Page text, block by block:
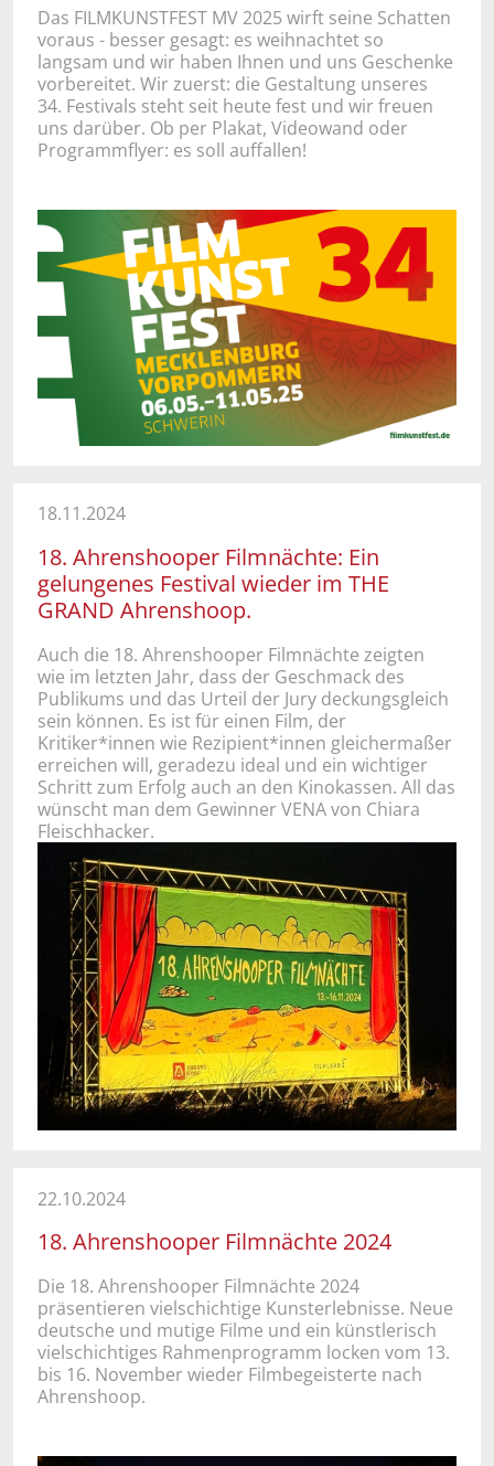
Das FILMKUNSTFEST MV 2025 wirft seine Schatten
voraus - besser gesagt: es weihnachtet so
langsam und wir haben Ihnen und uns Geschenke
vorbereitet. Wir zuerst: die Gestaltung unseres
34. Festivals steht seit heute fest und wir freuen
uns darüber. Ob per Plakat, Videowand oder
Programmflyer: es soll auffallen!
18.11.2024
18. Ahrenshooper Filmnächte: Ein
gelungenes Festival wieder im THE
GRAND Ahrenshoop.
Auch die 18. Ahrenshooper Filmnächte zeigten
wie im letzten Jahr, dass der Geschmack des
Publikums und das Urteil der Jury deckungsgleich
sein können. Es ist für einen Film, der
Kritiker*innen wie Rezipient*innen gleichermaßer
erreichen will, geradezu ideal und ein wichtiger
Schritt zum Erfolg auch an den Kinokassen. All das
wünscht man dem Gewinner VENA von Chiara
Fleischhacker.
22.10.2024
18. Ahrenshooper Filmnächte 2024
Die 18. Ahrenshooper Filmnächte 2024
präsentieren vielschichtige Kunsterlebnisse. Neue
deutsche und mutige Filme und ein künstlerisch
vielschichtiges Rahmenprogramm locken vom 13.
bis 16. November wieder Filmbegeisterte nach
Ahrenshoop.